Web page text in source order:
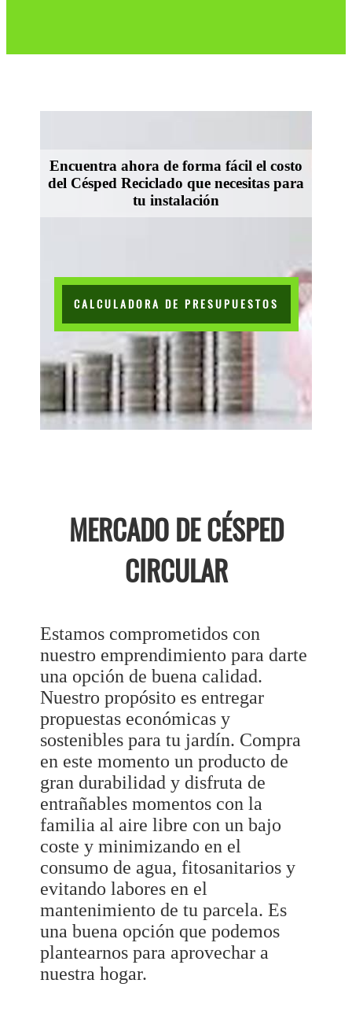
Encuentra ahora de forma fácil el costo
del Césped Reciclado que necesitas para
tu instalación
CALCULADORA DE PRESUPUESTOS
MERCADO DE CÉSPED
CIRCULAR
Estamos comprometidos con
nuestro emprendimiento para darte
una opción de buena calidad.
Nuestro propósito es entregar
propuestas económicas y
sostenibles para tu jardín. Compra
en este momento un producto de
gran durabilidad y disfruta de
entrañables momentos con la
familia al aire libre con un bajo
coste y minimizando en el
consumo de agua, fitosanitarios y
evitando labores en el
mantenimiento de tu parcela. Es
una buena opción que podemos
plantearnos para aprovechar a
nuestra hogar.